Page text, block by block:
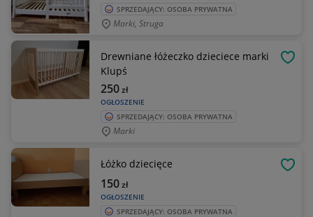
SPRZEDAJĄCY: OSOBA PRYWATNA
Marki, Struga
Drewniane łóżeczko dzieciece marki
Klupś
OGŁOSZENIE
250zł
SPRZEDAJĄCY: OSOBA PRYWATNA
Marki
Łóżko dziecięce
OGŁOSZENIE
150zł
SPRZEDAJĄCY: OSOBA PRYWATNA